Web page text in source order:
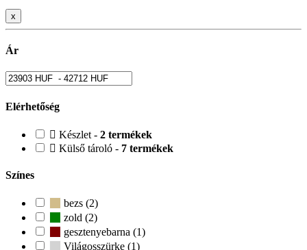
x
Ár
Elérhetőség
Készlet - 2 termékek
Külső tároló - 7 termékek
Színes
bezs (2)
zold (2)
gesztenyebarna (1)
Világosszürke (1)